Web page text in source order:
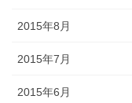
2015年8月
2015年7月
2015年6月